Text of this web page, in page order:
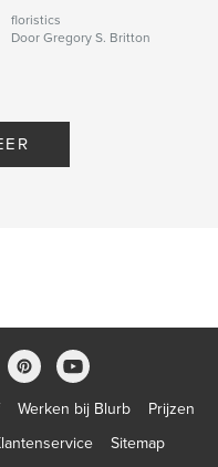
floristics
Door Gregory S. Britton
Werken bij Blurb
Prijzen
Sitemap